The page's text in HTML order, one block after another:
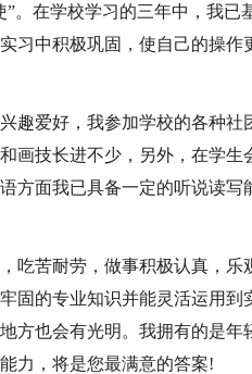
。在学校学习的三年中，我已
习中积极巩固，使自己的操作
趣爱好，我参加学校的各种社
画技长进不少，另外，在学生
方面我已具备一定的听说读写
吃苦耐劳，做事积极认真，乐
固的专业知识并能灵活运用到
方也会有光明。我拥有的是年
力，将是您最满意的答案!